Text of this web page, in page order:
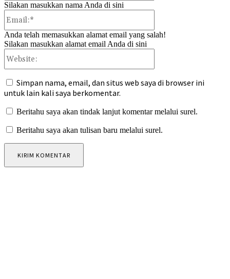
Silakan masukkan nama Anda di sini
Anda telah memasukkan alamat email yang salah!
Silakan masukkan alamat email Anda di sini
Simpan nama, email, dan situs web saya di browser ini
untuk lain kali saya berkomentar.
Beritahu saya akan tindak lanjut komentar melalui surel.
Beritahu saya akan tulisan baru melalui surel.